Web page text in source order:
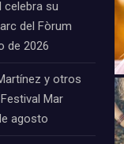
celebra su
del Fòrum
de 2026
y otros
Mar
agosto